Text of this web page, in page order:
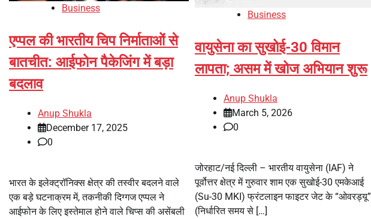
Business
एप्पल की भारतीय चिप निर्माताओं से
बातचीत: आईफोन पैकेजिंग में बड़ा
बदलाव
Anup Shukla
December 17, 2025
0
भारत के इलेक्ट्रॉनिक्स क्षेत्र की तस्वीर बदलने वाले
एक बड़े घटनाक्रम में, तकनीकी दिग्गज एप्पल ने
आईफोन के लिए इस्तेमाल होने वाले चिप्स की असेंबली
Business
वायुसेना का सुखोई-30 विमान
लापता; असम में खोज अभियान शुरू
Anup Shukla
March 5, 2026
0
जोरहाट/नई दिल्ली – भारतीय वायुसेना (IAF) ने
पूर्वोत्तर क्षेत्र में गुरुवार शाम एक सुखोई-30 एमकेआई
(Su-30 MKI) फ्रंटलाइन फाइटर जेट के “ओवरड्यू”
(निर्धारित समय से […]